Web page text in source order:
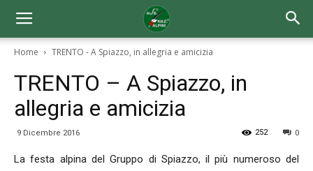
Home TRENTO - A Spiazzo, in allegria e amicizia
TRENTO – A Spiazzo, in
allegria e amicizia
9 Dicembre 2016 0
252
La festa alpina del Gruppo di Spiazzo, il più numeroso del